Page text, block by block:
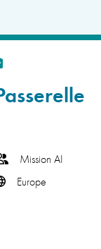
Mission AI
Europe